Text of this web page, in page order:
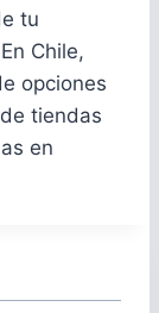
tu
Chile,
opciones
tiendas
en